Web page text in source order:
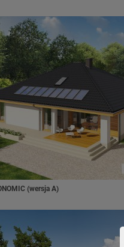
(wersja A)